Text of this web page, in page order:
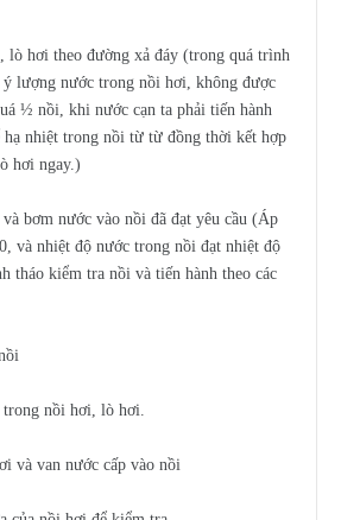
lò hơi theo đường xả đáy (trong quá trình
ý lượng nước trong nồi hơi, không được
½ nồi, khi nước cạn ta phải tiến hành
hạ nhiệt trong nồi từ từ đồng thời kết hợp
hơi ngay.)
bơm nước vào nồi đã đạt yêu cầu (Áp
và nhiệt độ nước trong nồi đạt nhiệt độ
tháo kiểm tra nồi và tiến hành theo các
nồi hơi, lò hơi.
và van nước cấp vào nồi